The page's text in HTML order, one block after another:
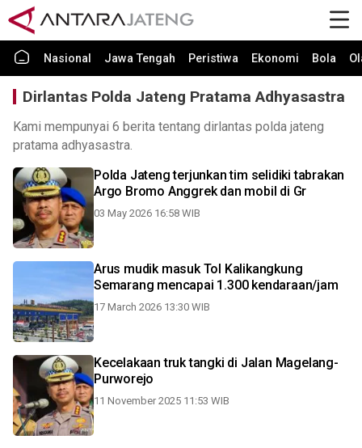
Nasional Jawa Tengah Peristiwa Ekonomi Bola
Dirlantas Polda Jateng Pratama Adhyasastra
Kami mempunyai 6 berita tentang dirlantas polda jateng
pratama adhyasastra.
Polda Jateng terjunkan tim selidiki tabrakan
Argo Bromo Anggrek dan mobil di Gr
03 May 2026 16:58 WIB
Arus mudik masuk Tol Kalikangkung
Semarang mencapai 1.300 kendaraan/jam
17 March 2026 13:30 WIB
Kecelakaan truk tangki di Jalan Magelang-
Purworejo
11 November 2025 11:53 WIB